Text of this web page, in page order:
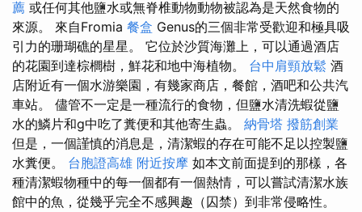
薦 或任何其他鹽水或無脊椎動物動物被認為是天然食物的
來源。 來自Fromia 餐盒 Genus的三個非常受歡迎和極具吸
引力的珊瑚礁的星星。 它位於沙質海灘上，可以通過酒店
的花園到達棕櫚樹，鮮花和地中海植物。 台中肩頸放鬆 酒
店附近有一個水游樂園，有幾家商店，餐館，酒吧和公共汽
車站。 儘管不一定是一種流行的食物，但鹽水清洗蝦從鹽
水的鱗片和g中吃了糞便和其他寄生蟲。 納骨塔 撥筋創業
但是，一個謹慎的消息是，清潔蝦的存在可能不足以控製鹽
水糞便。 台胞證高雄 附近按摩 如本文前面提到的那樣，各
種清潔蝦物種中的每一個都有一個熱情，可以嘗試清潔水族
館中的魚，從幾乎完全不感興趣（囚禁）到非常侵略性。